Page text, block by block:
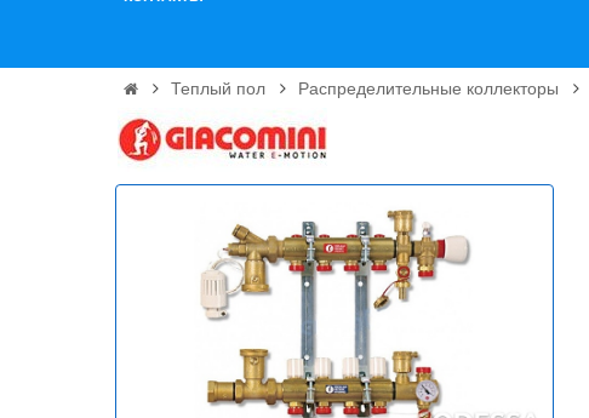
Теплый пол Распределительные коллекторы